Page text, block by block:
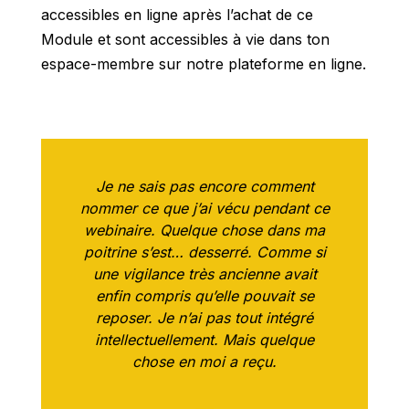
accessibles en ligne après l’achat de ce
Module et sont accessibles à vie dans ton
espace-membre sur notre plateforme en ligne.
Je ne sais pas encore comment
nommer ce que j’ai vécu pendant ce
webinaire. Quelque chose dans ma
poitrine s’est… desserré. Comme si
une vigilance très ancienne avait
enfin compris qu’elle pouvait se
reposer. Je n’ai pas tout intégré
intellectuellement. Mais quelque
chose en moi a reçu.